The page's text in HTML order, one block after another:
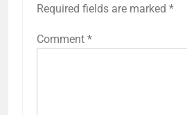
Required fields are marked *
Comment *